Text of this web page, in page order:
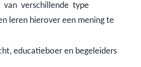
verschillende type
leren hierover een mening te
educatieboer en begeleiders